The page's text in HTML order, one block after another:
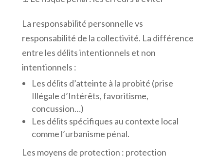
La responsabilité personnelle vs
responsabilité de la collectivité. La différence
entre les délits intentionnels et non
intentionnels :
Les délits d’atteinte à la probité (prise
Illégale d’Intérêts, favoritisme,
concussion…)
Les délits spécifiques au contexte local
comme l’urbanisme pénal.
Les moyens de protection : protection